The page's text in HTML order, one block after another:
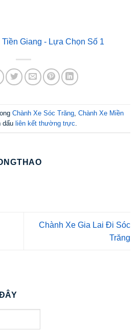
Giang - Lựa Chọn Số 1
Chành Xe Sóc Trăng Chành Xe Miền
dấu liên kết thường trực
Chành Xe Gia Lai Đi Sóc
Trăng